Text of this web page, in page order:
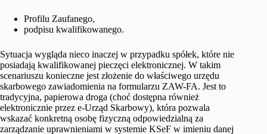
Profilu Zaufanego,
podpisu kwalifikowanego.
Sytuacja wygląda nieco inaczej w przypadku spółek, które nie
posiadają kwalifikowanej pieczęci elektronicznej. W takim
scenariuszu konieczne jest złożenie do właściwego urzędu
skarbowego zawiadomienia na formularzu ZAW-FA. Jest to
tradycyjna, papierowa droga (choć dostępna również
elektronicznie przez e-Urząd Skarbowy), która pozwala
wskazać konkretną osobę fizyczną odpowiedzialną za
zarządzanie uprawnieniami w systemie KSeF w imieniu danej